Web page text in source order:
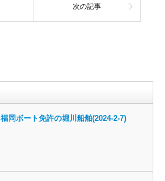
次の記事
福岡ボート免許の堀川船舶(2024-2-7)